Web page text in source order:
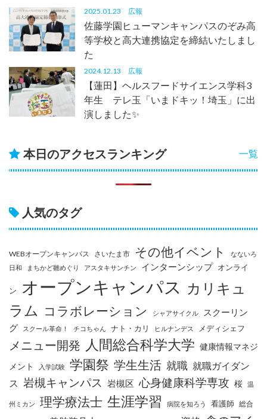
2025.01.23 広報
佐藤学園ヒューマンキャンパスのぞみ高
等学校と高大連携協定を締結いたしまし
た
2024.12.13 広報
【蓮田】ヘルスフードサイエンス学科3
年生 テレ玉「いまドキッ！埼玉」に出
演しました✨
一覧
本日のアクセスランキング
人気のタグ
WEBオープンキャンパス さいたま市 その他イベント
なないろ
日和
まちかど雛めぐり アスタキサンチン インターンシップ オンライ
ン オープンキャンパス カリキュ
ラム コラボレーション シャアサイクル
スクーリン
グ
スクール革命！ チコちゃん ナト・カリ ヒルナンデス メディシェフ
メニュー開発 人間総合科学大学 健康情報マネジ
メント
入学試験 学園祭 学生生活 就職 就職ガイダン
ス 岩槻キャンパス 岩槻区 心身健康科学専攻 桜 温
州ミカン 理学療法士 生涯学習 病院を知ろう 看護師 総合